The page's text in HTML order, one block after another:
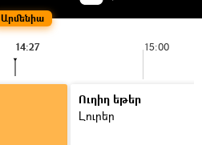
Արմենիա
15:00
14:27
Ուղիղ եթեր
Լուրեր